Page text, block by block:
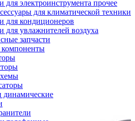
для электроинструмента прочее
для климатической техники
для кондиционеров
для увлажнителей воздуха
запчасти
динамические